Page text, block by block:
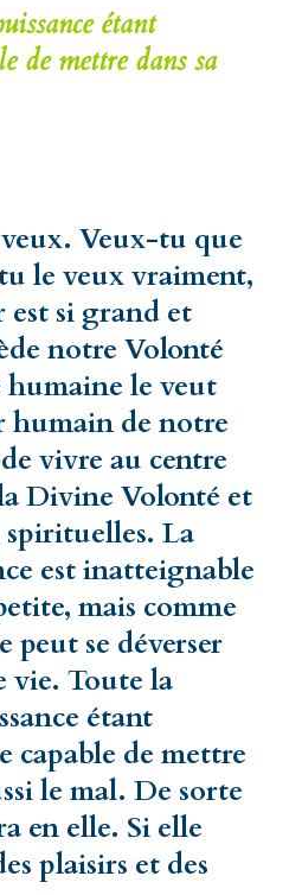
étant
de mettre dans sa
Veux-tu que
le veux vraiment,
si grand et
notre Volonté
humaine le veut
humain de notre
vivre au centre
Divine Volonté et
spirituelles. La
est inatteignable
mais comme
peut se déverser
vie. Toute la
étant
capable de mettre
le mal. De sorte
en elle. Si elle
plaisirs et des